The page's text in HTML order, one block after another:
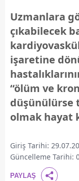
Uzmanlara
çıkabilecek
işaretine
“ölüm ve
düşünülürse
olmak hayat
Giriş Tarihi:
Güncelleme Tarihi:
PAYLAŞ